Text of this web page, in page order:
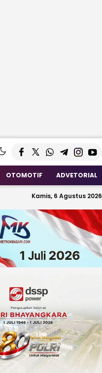
OTOMOTIF ADVETORIAL
Kamis, 6 Agustus 2026